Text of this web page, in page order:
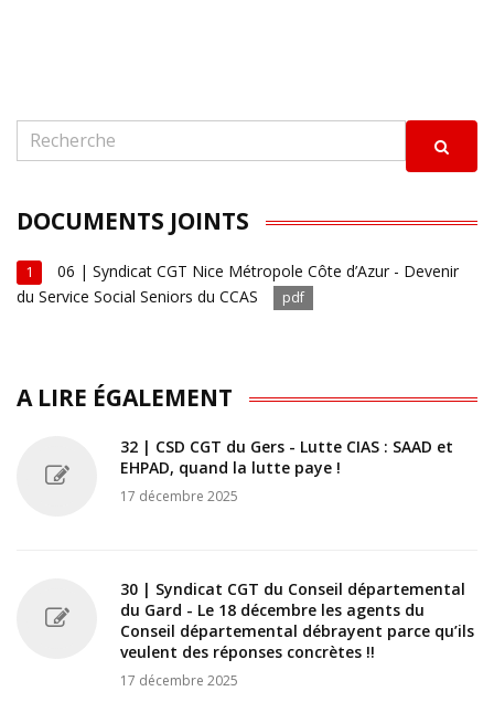
DOCUMENTS JOINTS
1
06 | Syndicat CGT Nice Métropole Côte d’Azur - Devenir
du Service Social Seniors du CCAS
pdf
A LIRE ÉGALEMENT
32 | CSD CGT du Gers - Lutte CIAS : SAAD et
EHPAD, quand la lutte paye !
17 décembre 2025
30 | Syndicat CGT du Conseil départemental
du Gard - Le 18 décembre les agents du
Conseil départemental débrayent parce qu’ils
veulent des réponses concrètes !!
17 décembre 2025